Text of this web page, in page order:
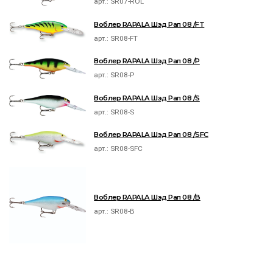
Воблер RAPALA Шэд Рап 08 /FT
арт.: SR08-FT
Воблер RAPALA Шэд Рап 08 /P
арт.: SR08-P
Воблер RAPALA Шэд Рап 08 /S
арт.: SR08-S
Воблер RAPALA Шэд Рап 08 /SFC
арт.: SR08-SFC
Воблер RAPALA Шэд Рап 08 /B
арт.: SR08-B